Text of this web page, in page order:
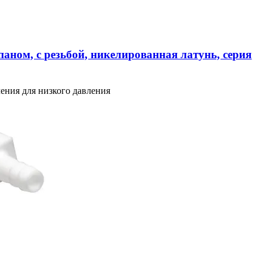
с резьбой, никелированная латунь, серия
для низкого давления